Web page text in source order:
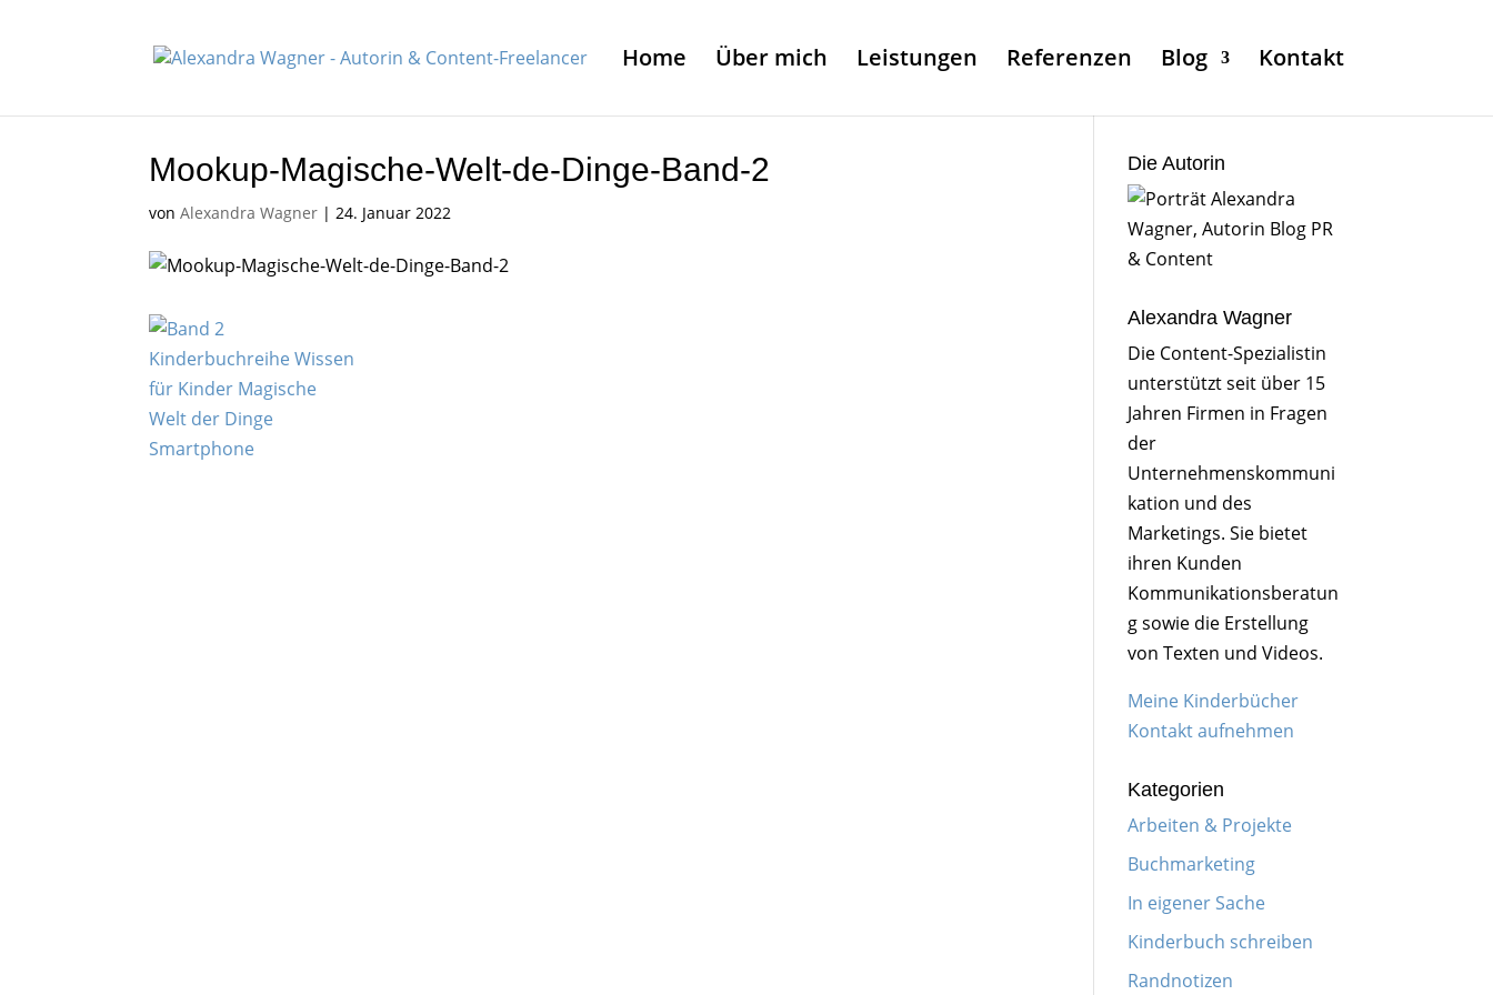
Home Über mich Leistungen Referenzen Blog Kontakt
Mookup-Magische-Welt-de-Dinge-Band-2
vonAlexandra Wagner |24. Januar 2022
Die Autorin
Alexandra Wagner
Die Content-Spezialistin
unterstützt seit über 15
Jahren Firmen in Fragen
der
Unternehmenskommuni
kation und des
Marketings. Sie bietet
ihren Kunden
Kommunikationsberatun
g sowie die Erstellung
von Texten und Videos.
Meine Kinderbücher
Kontakt aufnehmen
Kategorien
Arbeiten & Projekte
Buchmarketing
In eigener Sache
Kinderbuch schreiben
Randnotizen